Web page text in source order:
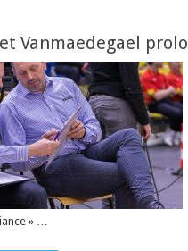
Vanmaedegael
» …